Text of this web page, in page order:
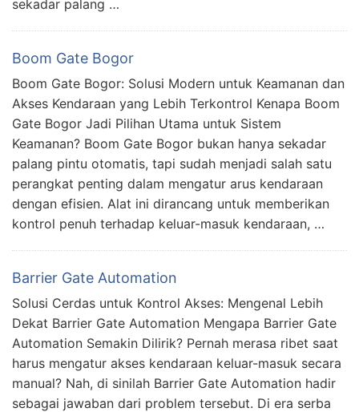
sekadar palang …
Boom Gate Bogor
Boom Gate Bogor: Solusi Modern untuk Keamanan dan
Akses Kendaraan yang Lebih Terkontrol Kenapa Boom
Gate Bogor Jadi Pilihan Utama untuk Sistem
Keamanan? Boom Gate Bogor bukan hanya sekadar
palang pintu otomatis, tapi sudah menjadi salah satu
perangkat penting dalam mengatur arus kendaraan
dengan efisien. Alat ini dirancang untuk memberikan
kontrol penuh terhadap keluar-masuk kendaraan, …
Barrier Gate Automation
Solusi Cerdas untuk Kontrol Akses: Mengenal Lebih
Dekat Barrier Gate Automation Mengapa Barrier Gate
Automation Semakin Dilirik? Pernah merasa ribet saat
harus mengatur akses kendaraan keluar-masuk secara
manual? Nah, di sinilah Barrier Gate Automation hadir
sebagai jawaban dari problem tersebut. Di era serba